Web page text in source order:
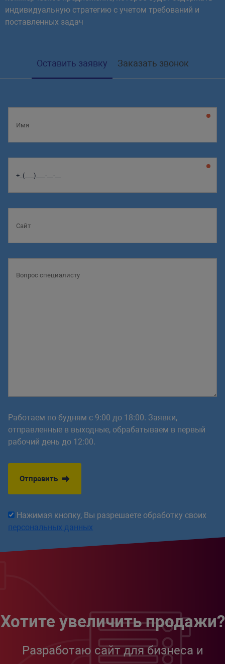
индивидуальную стратегию с учетом требований и
поставленных задач
Оставить заявку Заказать звонок
Работаем по будням с 9:00 до 18:00. Заявки,
отправленные в выходные, обрабатываем в первый
рабочий день до 12:00.
Отправить
Нажимая кнопку, Вы разрешаете обработку своих
персональных данных
Хотите увеличить продажи?
Разработаю сайт для бизнеса и